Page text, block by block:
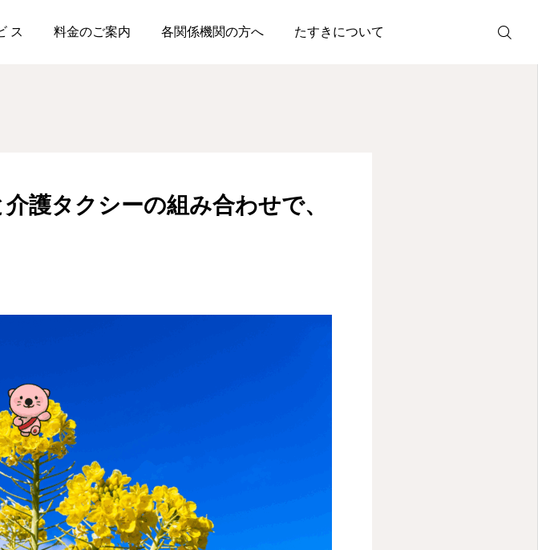
ス 料金のご案内 各関係機関の方へ たすきについて
護タクシーの組み合わせで、日常にもっと自由と安心を
護タクシーの組み合わせで、